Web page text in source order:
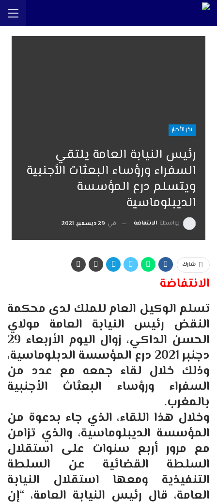
آخر الأخبار
رئيس النيابة العامة يلتقي
السفراء ورؤساء البعثات الأجنبية
ويتسلم درع المؤسسة
الديبلوماسية
بواسطة الانتفاضة في 29 ديسمبر, 2021
شارك
الانتفاضة
تسلم الوكيل العام للملك لدى محكمة
النقض رئيس النيابة العامة مولاي
الحسن الداكي، زوال اليوم الأربعاء 29
دجنبر 2021 درع المؤسسة الدبلوماسية،
وذلك خلال لقاء جمعه مع عدد من
السفراء ورؤساء البعثاث الأجنبية
بالمغرب.
وخلال هذا اللقاء، الذي جاء بدعوة من
المؤسسة الديبلوماسية، والذي تزامن
مع مرور أربع سنوات على استقلال
السلطة القضائية عن السلطة
التنفيذية ومعها استقلال النيابة
العامة، قال رئيس النيابة العامة، “إن